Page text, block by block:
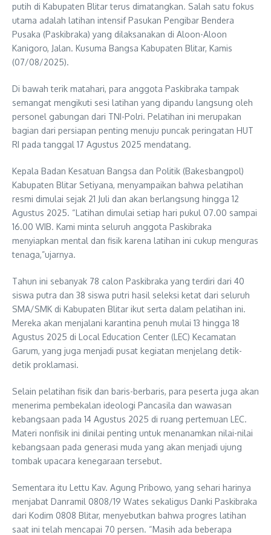
putih di Kabupaten Blitar terus dimatangkan. Salah satu fokus
utama adalah latihan intensif Pasukan Pengibar Bendera
Pusaka (Paskibraka) yang dilaksanakan di Aloon-Aloon
Kanigoro, Jalan. Kusuma Bangsa Kabupaten Blitar, Kamis
(07/08/2025).
Di bawah terik matahari, para anggota Paskibraka tampak
semangat mengikuti sesi latihan yang dipandu langsung oleh
personel gabungan dari TNI-Polri. Pelatihan ini merupakan
bagian dari persiapan penting menuju puncak peringatan HUT
RI pada tanggal 17 Agustus 2025 mendatang.
Kepala Badan Kesatuan Bangsa dan Politik (Bakesbangpol)
Kabupaten Blitar Setiyana, menyampaikan bahwa pelatihan
resmi dimulai sejak 21 Juli dan akan berlangsung hingga 12
Agustus 2025. “Latihan dimulai setiap hari pukul 07.00 sampai
16.00 WIB. Kami minta seluruh anggota Paskibraka
menyiapkan mental dan fisik karena latihan ini cukup menguras
tenaga,”ujarnya.
Tahun ini sebanyak 78 calon Paskibraka yang terdiri dari 40
siswa putra dan 38 siswa putri hasil seleksi ketat dari seluruh
SMA/SMK di Kabupaten Blitar ikut serta dalam pelatihan ini.
Mereka akan menjalani karantina penuh mulai 13 hingga 18
Agustus 2025 di Local Education Center (LEC) Kecamatan
Garum, yang juga menjadi pusat kegiatan menjelang detik-
detik proklamasi.
Selain pelatihan fisik dan baris-berbaris, para peserta juga akan
menerima pembekalan ideologi Pancasila dan wawasan
kebangsaan pada 14 Agustus 2025 di ruang pertemuan LEC.
Materi nonfisik ini dinilai penting untuk menanamkan nilai-nilai
kebangsaan pada generasi muda yang akan menjadi ujung
tombak upacara kenegaraan tersebut.
Sementara itu Lettu Kav. Agung Pribowo, yang sehari harinya
menjabat Danramil 0808/19 Wates sekaligus Danki Paskibraka
dari Kodim 0808 Blitar, menyebutkan bahwa progres latihan
saat ini telah mencapai 70 persen. “Masih ada beberapa